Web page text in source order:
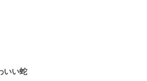
いい蛇